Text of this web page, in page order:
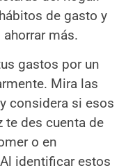
de gasto y
más.
gastos por un
Mira las
considera si esos
te des cuenta de
o en
identificar estos